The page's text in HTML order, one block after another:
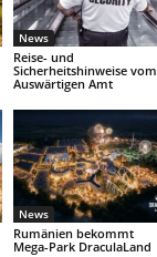
News
Reise- und
Sicherheitshinweise vom
Auswärtigen Amt
News
Rumänien bekommt
Mega-Park DraculaLand